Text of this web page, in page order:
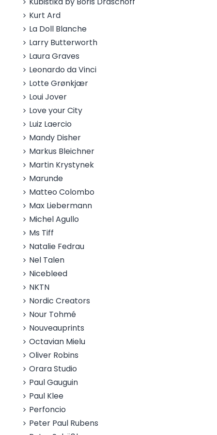
Kurt Ard
La Doll Blanche
Larry Butterworth
Laura Graves
Leonardo da Vinci
Lotte Grønkjær
Loui Jover
Love your City
Luiz Laercio
Mandy Disher
Markus Bleichner
Martin Krystynek
Marunde
Matteo Colombo
Max Liebermann
Michel Agullo
Ms Tiff
Natalie Fedrau
Nel Talen
Nicebleed
NKTN
Nordic Creators
Nour Tohmé
Nouveauprints
Octavian Mielu
Oliver Robins
Orara Studio
Paul Gauguin
Paul Klee
Perfoncio
Peter Paul Rubens